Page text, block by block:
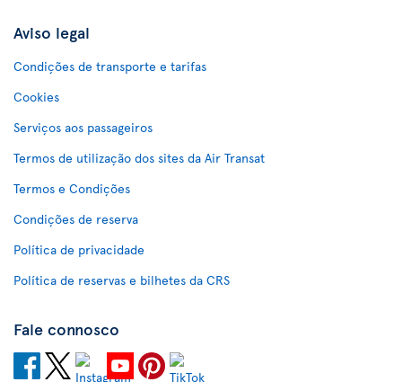
Aviso legal
Condições de transporte e tarifas
Cookies
Serviços aos passageiros
Termos de utilização dos sites da Air Transat
Termos e Condições
Condições de reserva
Política de privacidade
Política de reservas e bilhetes da CRS
Fale connosco